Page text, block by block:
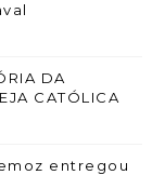
DA
CATÓLICA
entregou